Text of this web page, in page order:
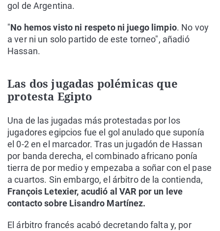
gol de Argentina.
"No hemos visto ni respeto ni juego limpio. No voy
a ver ni un solo partido de este torneo", añadió
Hassan.
Las dos jugadas polémicas que
protesta Egipto
Una de las jugadas más protestadas por los
jugadores egipcios fue el gol anulado que suponía
el 0-2 en el marcador. Tras un jugadón de Hassan
por banda derecha, el combinado africano ponía
tierra de por medio y empezaba a soñar con el pase
a cuartos. Sin embargo, el árbitro de la contienda,
François Letexier, acudió al VAR por un leve
contacto sobre Lisandro Martínez.
El árbitro francés acabó decretando falta y, por